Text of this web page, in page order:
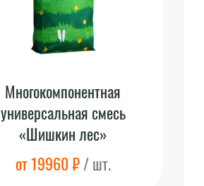
Многокомпонентная
универсальная смесь
«Шишкин лес»
от 19960 ₽/ шт.